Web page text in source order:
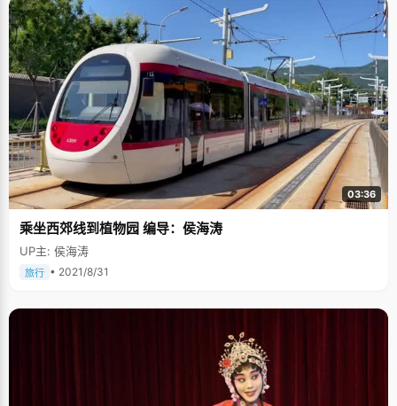
03:36
乘坐西郊线到植物园 编导：侯海涛
UP主: 侯海涛
旅行 • 2021/8/31